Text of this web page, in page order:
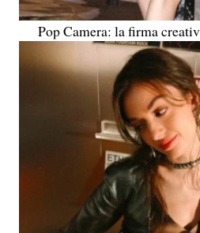
Pop Camera: la firma